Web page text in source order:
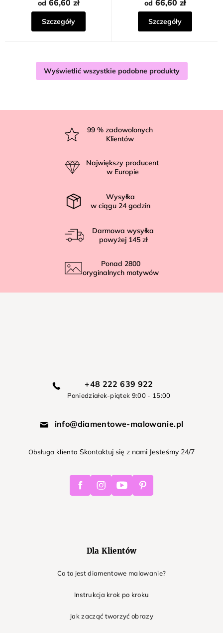
od 66,60 zł
Szczegóły
od 66,60 zł
Szczegóły
Wyświetlić wszystkie podobne produkty
99 % zadowolonych
Klientów
Największy producent
w Europie
Wysyłka
w ciągu 24 godzin
Darmowa wysyłka
powyżej 145 zł
Ponad 2800
oryginalnych motywów
+48 222 639 922
Poniedziałek-piątek 9:00 - 15:00
info@diamentowe-malowanie.pl
Obsługa klienta Skontaktuj się z nami Jesteśmy 24/7
FacebookInstagramYoutube Pinterest
Dla Klientów
Co to jest diamentowe malowanie?
Instrukcja krok po kroku
Jak zacząć tworzyć obrazy